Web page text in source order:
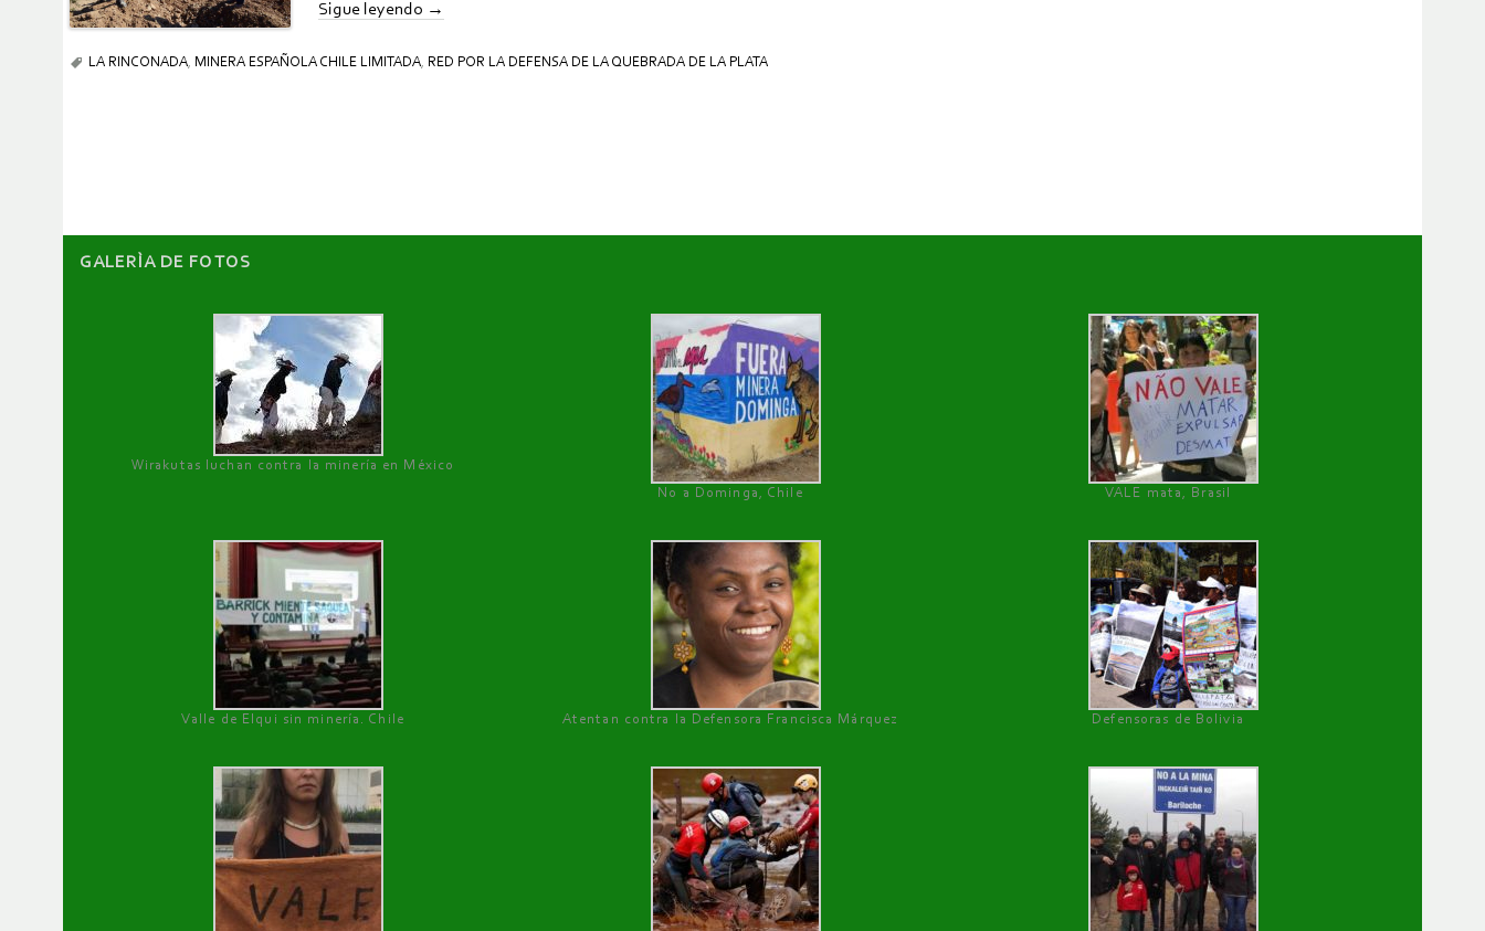
Sigue leyendo →
LA RINCONADA, MINERA ESPAÑOLA CHILE LIMITADA, RED POR LA DEFENSA DE LA QUEBRADA DE LA PLATA
GALERÌA DE FOTOS
Wirakutas luchan contra la minería en México
No a Dominga, Chile
VALE mata, Brasil
Valle de Elqui sin minería. Chile Atentan contra la Defensora Francisca Márquez Defensoras de Bolivia